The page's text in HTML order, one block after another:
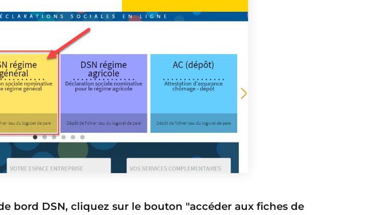
bord DSN, cliquez sur le bouton "accéder aux fiches de